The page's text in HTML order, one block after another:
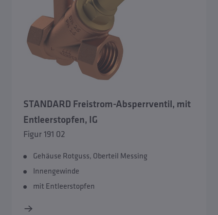
STANDARD Freistrom-Absperrventil, mit
Entleerstopfen, IG
Figur 191 02
Gehäuse Rotguss, Oberteil Messing
Innengewinde
mit Entleerstopfen